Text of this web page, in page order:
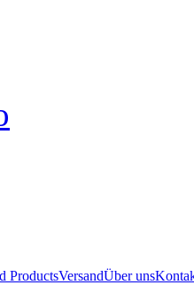
ProductsVersandÜber uns